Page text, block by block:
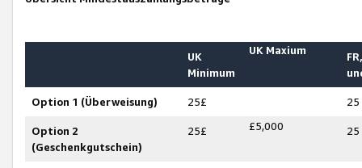
UK
Minimum
UK Maxium
Option 1 (Überweisung) 25£ 25
Option 2
(Geschenkgutschein)
25£ £5,000 25